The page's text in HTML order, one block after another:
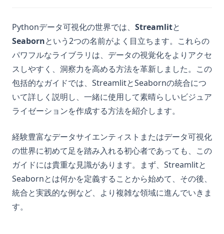
Pythonデータ可視化の世界では、 Streamlitと
Seabornという2つの名前がよく目立ちます。これらの
パワフルなライブラリは、データの視覚化をよりアクセ
スしやすく、洞察力を高める方法を革新しました。この
包括的なガイドでは、StreamlitとSeabornの統合につ
いて詳しく説明し、一緒に使用して素晴らしいビジュア
ライゼーションを作成する方法を紹介します。
経験豊富なデータサイエンティストまたはデータ可視化
の世界に初めて足を踏み入れる初心者であっても、この
ガイドには貴重な見識があります。まず、Streamlitと
Seabornとは何かを定義することから始めて、その後、
統合と実践的な例など、より複雑な領域に進んでいきま
す。